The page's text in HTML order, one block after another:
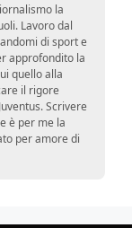
la
Lavoro dal
di sport e
approfondito la
quello alla
il rigore
Scrivere
è per me la
per amore di